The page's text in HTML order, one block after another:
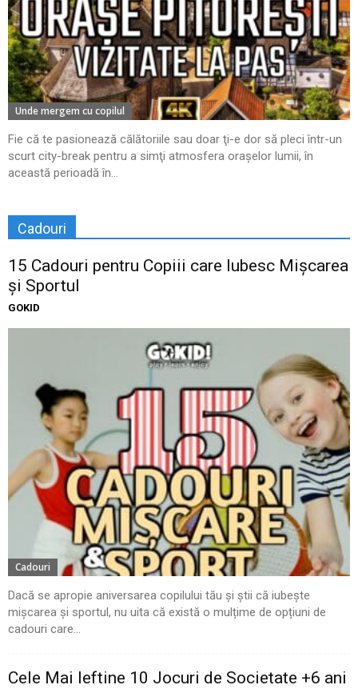
Unde mergem cu copilul
Fie că te pasionează călătoriile sau doar ţi-e dor să pleci într-un
scurt city-break pentru a simţi atmosfera oraşelor lumii, în
această perioadă în...
Cadouri
15 Cadouri pentru Copiii care Iubesc Mișcarea
și Sportul
GOKID
Cadouri
Dacă se apropie aniversarea copilului tău și știi că iubește
mișcarea și sportul, nu uita că există o mulțime de opțiuni de
cadouri care...
Cele Mai Ieftine 10 Jocuri de Societate +6 ani